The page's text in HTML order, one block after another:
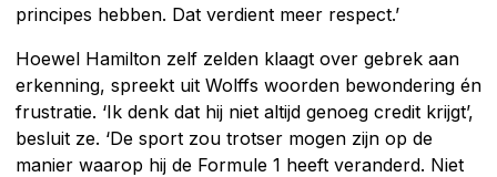
principes hebben. Dat verdient meer respect.’
Hoewel Hamilton zelf zelden klaagt over gebrek aan
erkenning, spreekt uit Wolffs woorden bewondering én
frustratie. ‘Ik denk dat hij niet altijd genoeg credit krijgt’,
besluit ze. ‘De sport zou trotser mogen zijn op de
manier waarop hij de Formule 1 heeft veranderd. Niet